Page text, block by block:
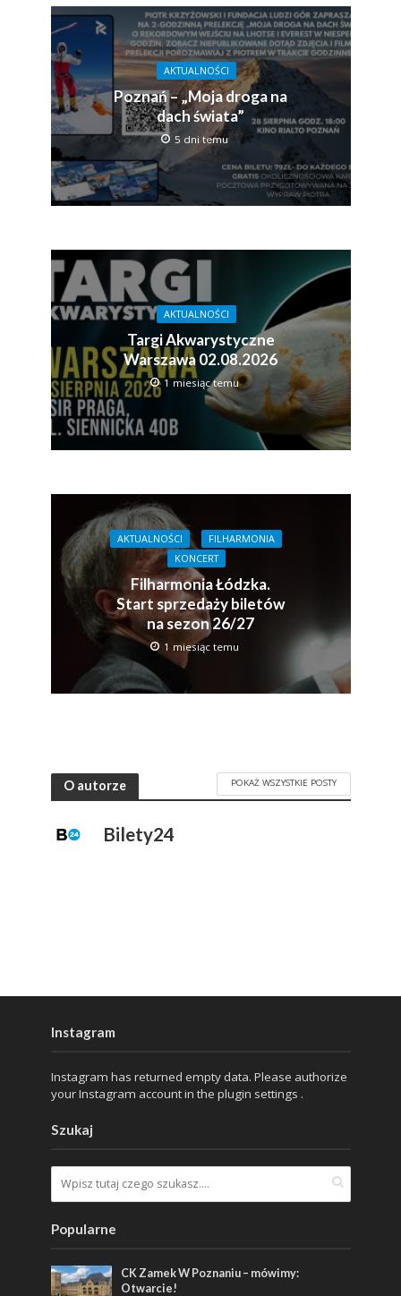
AKTUALNOŚCI
Poznań – „Moja droga na
dach świata”
5 dni temu
AKTUALNOŚCI
Targi Akwarystyczne
Warszawa 02.08.2026
1 miesiąc temu
AKTUALNOŚCI
FILHARMONIA
KONCERT
Filharmonia Łódzka.
Start sprzedaży biletów
na sezon 26/27
1 miesiąc temu
O autorze POKAŻ WSZYSTKIE POSTY
Bilety24
Instagram
Instagram has returned empty data. Please authorize
your Instagram account in the plugin settings .
Szukaj
Popularne
CK Zamek W Poznaniu – mówimy:
Otwarcie!